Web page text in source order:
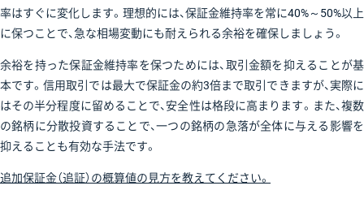
率はすぐに変化します。理想的には、保証金維持率を常に40%～50%以上
に保つことで、急な相場変動にも耐えられる余裕を確保しましょう。
余裕を持った保証金維持率を保つためには、取引金額を抑えることが基
本です。信用取引では最大で保証金の約3倍まで取引できますが、実際に
はその半分程度に留めることで、安全性は格段に高まります。また、複数
の銘柄に分散投資することで、一つの銘柄の急落が全体に与える影響を
抑えることも有効な手法です。
追加保証金（追証）の概算値の見方を教えてください。